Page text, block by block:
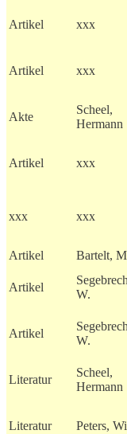
Artikel xxx
Artikel xxx
Akte
Scheel,
Hermann
Artikel xxx
xxx xxx
Artikel Bartelt,
Artikel
W.
Artikel
W.
Literatur
Scheel,
Hermann
Literatur Peters,